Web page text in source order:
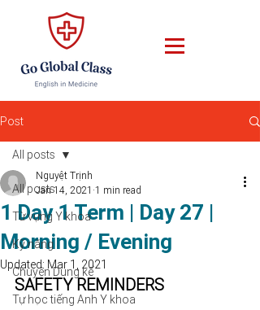
Post
All posts
Từ vựng Y khoa
Kỹ năng
Chuyện Dung kể
Tự học tiếng Anh Y khoa
All posts
1 Day 1 Term | Day 27 |
Morning / Evening
Nguyệt Trịnh
Jan 14, 2021 1 min read
Updated: Mar 1, 2021
SAFETY REMINDERS